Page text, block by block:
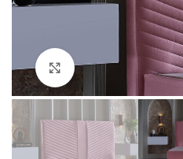
Klick zum Vergrößern